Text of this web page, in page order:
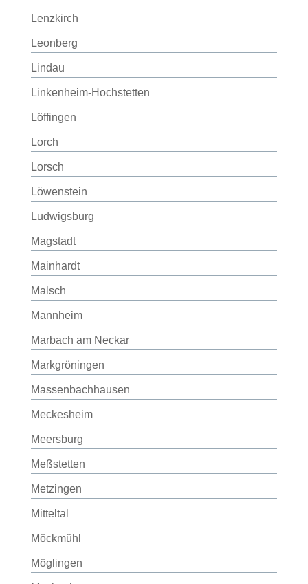
Lenzkirch
Leonberg
Lindau
Linkenheim-Hochstetten
Löffingen
Lorch
Lorsch
Löwenstein
Ludwigsburg
Magstadt
Mainhardt
Malsch
Mannheim
Marbach am Neckar
Markgröningen
Massenbachhausen
Meckesheim
Meersburg
Meßstetten
Metzingen
Mitteltal
Möckmühl
Möglingen